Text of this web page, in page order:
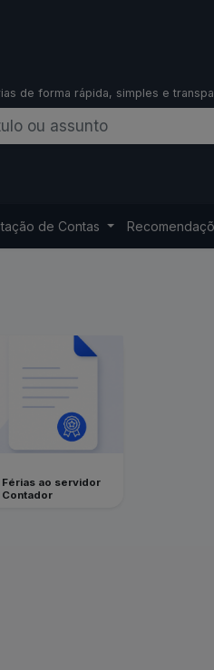
de forma rápida, simples e
de Contas
ao servidor